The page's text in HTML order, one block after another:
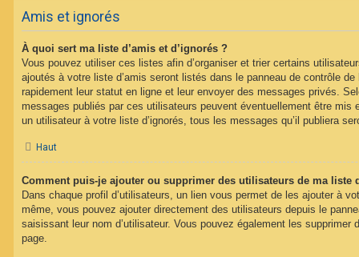
Amis et ignorés
À quoi sert ma liste d’amis et d’ignorés ?
Vous pouvez utiliser ces listes afin d’organiser et trier certains
ajoutés à votre liste d’amis seront listés dans le panneau de contrôle de
rapidement leur statut en ligne et leur envoyer des messages privés.
messages publiés par ces utilisateurs peuvent éventuellement être mis
un utilisateur à votre liste d’ignorés, tous les messages qu’il publiera
Haut
Comment puis-je ajouter ou supprimer des utilisateurs de ma liste
Dans chaque profil d’utilisateurs, un lien vous permet de les ajouter à
même, vous pouvez ajouter directement des utilisateurs depuis le
saisissant leur nom d’utilisateur. Vous pouvez également les
page.